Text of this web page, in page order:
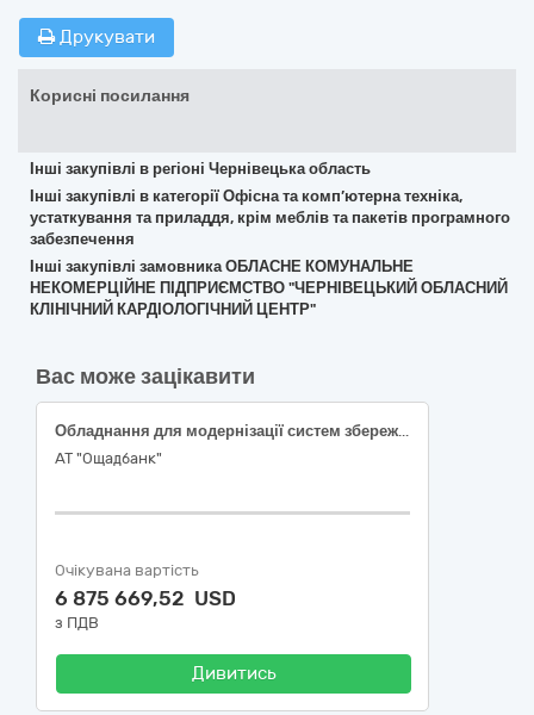
Друкувати
Корисні посилання
Інші закупівлі в регіоні Чернівецька область
Інші закупівлі в категорії Офісна та комп’ютерна техніка,
устаткування та приладдя, крім меблів та пакетів програмного
забезпечення
Інші закупівлі замовника ОБЛАСНЕ КОМУНАЛЬНЕ
НЕКОМЕРЦІЙНЕ ПІДПРИЄМСТВО "ЧЕРНІВЕЦЬКИЙ ОБЛАСНИЙ
КЛІНІЧНИЙ КАРДІОЛОГІЧНИЙ ЦЕНТР"
Вас може зацікавити
Обладнання для модернізації систем збереження даних виробництва NetApp
АТ "Ощадбанк"
Очікувана вартість
6 875 669,52 USD
з ПДВ
Дивитись